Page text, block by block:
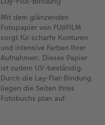
Mit dem glänzenden
Fotopapier von FUJIFILM
sorgt für scharfe Konturen
und intensive Farben Ihrer
Aufnahmen. Dieses Papier
ist zudem UV-beständig.
Durch die Lay-Flat-Bindung
liegen die Seiten Ihres
Fotobuchs plan auf.